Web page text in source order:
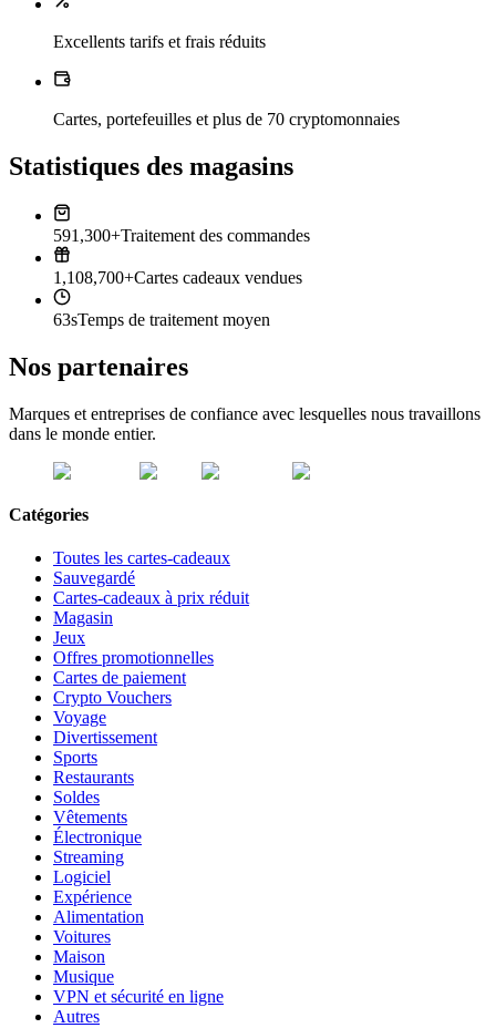
Excellents tarifs et frais réduits
Cartes, portefeuilles et plus de 70 cryptomonnaies
Statistiques des magasins
591,300+Traitement des commandes
1,108,700+Cartes cadeaux vendues
63sTemps de traitement moyen
Nos partenaires
Marques et entreprises de confiance avec lesquelles nous travaillons
dans le monde entier.
Catégories
Toutes les cartes-cadeaux
Sauvegardé
Cartes-cadeaux à prix réduit
Magasin
Jeux
Offres promotionnelles
Cartes de paiement
Crypto Vouchers
Voyage
Divertissement
Sports
Restaurants
Soldes
Vêtements
Électronique
Streaming
Logiciel
Expérience
Alimentation
Voitures
Maison
Musique
VPN et sécurité en ligne
Autres